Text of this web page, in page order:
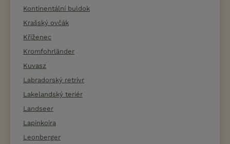
Kontinentální buldok
Krašský ovčák
Kříženec
Kromfohrländer
Kuvasz
Labradorský retrívr
Lakelandský teriér
Landseer
Lapinkoira
Leonberger